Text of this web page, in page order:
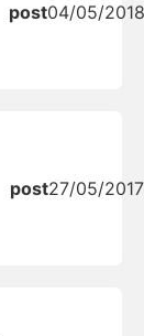
post04/05/
post27/05/2017